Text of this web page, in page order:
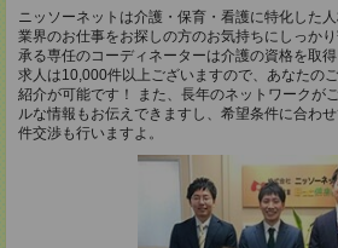
ニッソーネットは介護・保育・看護に特化した
業界のお仕事をお探しの方のお気持ちにしっか
承る専任のコーディネーターは介護の資格を取
求人は10,000件以上ございますので、あなたの
紹介が可能です！ また、長年のネットワークが
ルな情報もお伝えできますし、希望条件に合わ
件交渉も行いますよ。